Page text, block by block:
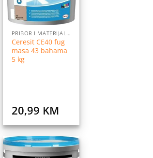
PRIBOR I MATERIJALI ZA POSTAVLJANJE PLOČICA
Ceresit CE40 fug
masa 43 bahama
5 kg
20,99 KM